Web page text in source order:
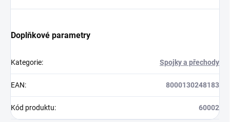
Doplňkové parametry
Kategorie: Spojky a přechody
EAN: 8000130248183
Kód produktu: 60002